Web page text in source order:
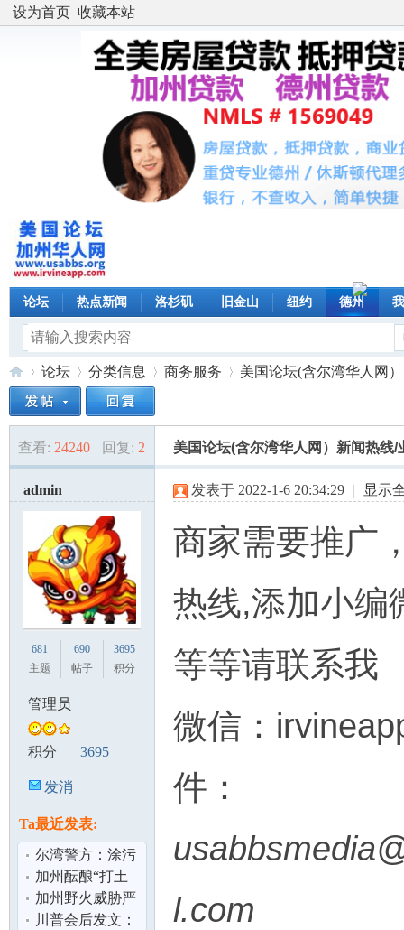
设为首页 收藏本站
论坛 热点新闻 洛杉矶 旧金山 纽约 德州
美»
论坛
›
分类信息 商务服务
›
美国论坛(含尔湾华人网
查看: 24240 | 回复: 2 美国论坛(含尔湾华人网）新闻热线/
admin
681
主题
690
帖子
3695
积分
管理员
积分 3695
发消
Ta最近发表:
尔湾警方：涂污
13辆特斯拉男子
落网
加州酝酿“打土
豪” 资产5%“充
公” 硅谷巨
加州野火威胁严
峻 消防局吁民众
川普会后发文：
发表于 2022-1-6 20:34:29 | 显示
商家需要推广
热线,添加小编
等等请联系我
微信：
件：
l.com